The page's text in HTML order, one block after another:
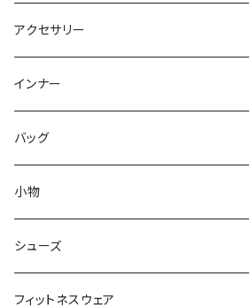
パーカー
スウェット/トレーナー
その他
その他
オールインワン
ワンピース
ラッシュガード
その他
ミディアム/ミモレ
ロング/マキシ
袖付き
ノースリーブ
パンツドレス
ナイトドレス
パンツスーツ
スカートスーツ
その他
アクセサリー
ネックレス
ブレスレット
ピアス
コサージュ
リング
インナー
ブラ/ブラトップ/ベアトップ
ショーツ
タンクトップ/キャミソール
半袖/5分
バッグ
サブバッグ
クラッチバッグ
トートバッグ
小物
マフラー/スカーフ/ストール
財布
シューズ
スニーカー
フィットネスウェア